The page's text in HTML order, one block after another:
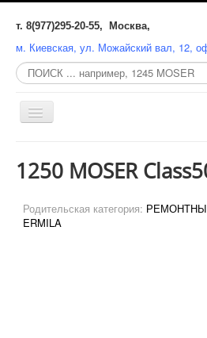
т. 8(977)295-20-55, Москва,
м. Киевская, ул. Можайский вал, 12,
Поиск
по
сайту:
Включить/
выключить
РЕМОНТ
ЗАТОЧКА
1250 MOSER
Родительская категория:
ERMILA